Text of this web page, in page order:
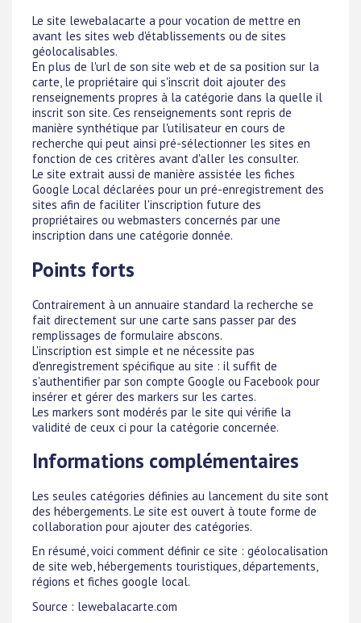
Le site lewebalacarte a pour vocation de mettre en
avant les sites web d'établissements ou de sites
géolocalisables.
En plus de l'url de son site web et de sa position sur la
carte, le propriétaire qui s'inscrit doit ajouter des
renseignements propres à la catégorie dans la quelle il
inscrit son site. Ces renseignements sont repris de
manière synthétique par l'utilisateur en cours de
recherche qui peut ainsi pré-sélectionner les sites en
fonction de ces critères avant d'aller les consulter.
Le site extrait aussi de manière assistée les fiches
Google Local déclarées pour un pré-enregistrement des
sites afin de faciliter l'inscription future des
propriétaires ou webmasters concernés par une
inscription dans une catégorie donnée.
Points forts
Contrairement à un annuaire standard la recherche se
fait directement sur une carte sans passer par des
remplissages de formulaire abscons.
L'inscription est simple et ne nécessite pas
d'enregistrement spécifique au site : il suffit de
s'authentifier par son compte Google ou Facebook pour
insérer et gérer des markers sur les cartes.
Les markers sont modérés par le site qui vérifie la
validité de ceux ci pour la catégorie concernée.
Informations complémentaires
Les seules catégories définies au lancement du site sont
des hébergements. Le site est ouvert à toute forme de
collaboration pour ajouter des catégories.
En résumé, voici comment définir ce site : géolocalisation
de site web, hébergements touristiques, départements,
régions et fiches google local.
Source : lewebalacarte.com